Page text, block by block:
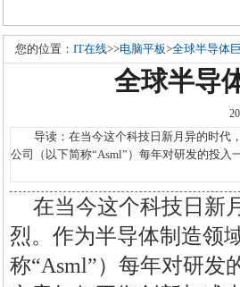
您的位置： IT在线>>电脑平板>全球半导体
全球半导
导读：在当今这个科技日新月异的时代，
公司（以下简称“Asml”）每年对研发的投
在当今这个科技日新
烈。作为半导体制造领
称“Asml”）每年对研发